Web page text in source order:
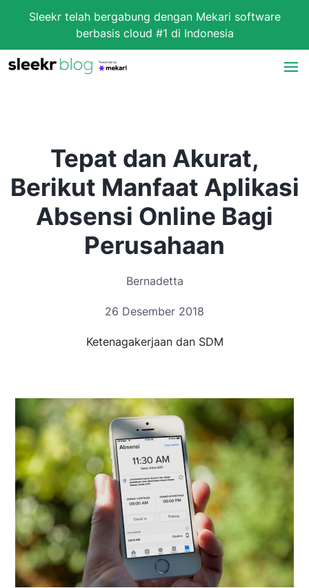
Sleekr telah bergabung dengan Mekari software
berbasis cloud #1 di Indonesia
Tepat dan Akurat,
Berikut Manfaat Aplikasi
Absensi Online Bagi
Perusahaan
Bernadetta
26 Desember 2018
Ketenagakerjaan dan SDM